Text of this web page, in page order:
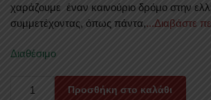
χαράζουμε έναν καινούριο δρόμο στην
συμμετέχοντας, όπως πάντα,...Διαβάστε
Διαθέσιμο
Προσθήκη στο καλάθι